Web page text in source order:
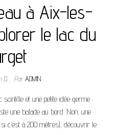
à Aix-les-
le lac du
ParADMIN
et une petite idée germe :
une balade au bord. Non, une
c’est à 200 mètres), découvrir le